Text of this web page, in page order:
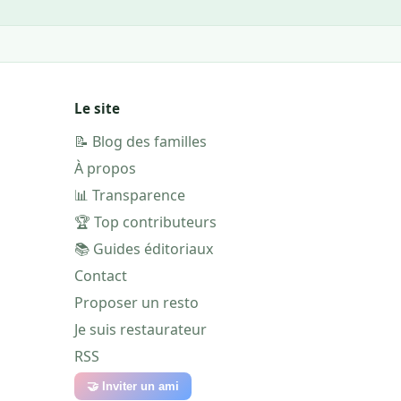
Le site
📝 Blog des familles
À propos
📊 Transparence
🏆 Top contributeurs
📚 Guides éditoriaux
Contact
Proposer un resto
Je suis restaurateur
RSS
🤝 Inviter un ami